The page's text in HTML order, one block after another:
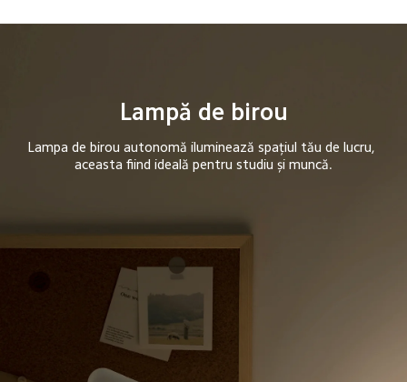
Lampă de birou
Lampa de birou autonomă iluminează spațiul tău de lucru,
aceasta fiind ideală pentru studiu și muncă.